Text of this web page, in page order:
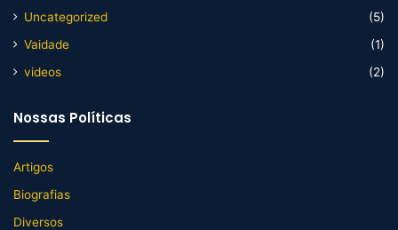
Uncategorized
(5)
Vaidade
(1)
videos
(2)
Nossas Políticas
Artigos
Biografias
Diversos